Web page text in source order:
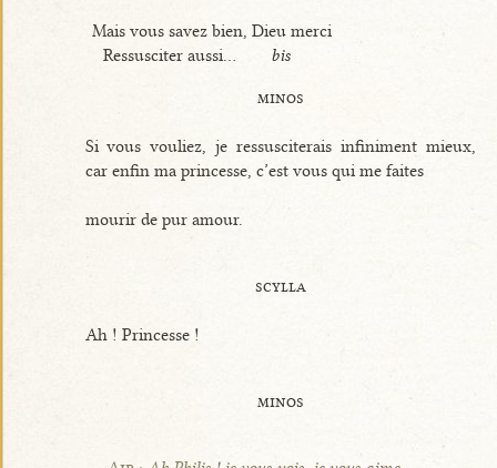
Mais vous savez bien, Dieu merci
Ressusciter aussi...
bis
minos
Si vous vouliez, je ressusciterais infiniment mieux,
car enfin ma princesse, c’est vous qui me faites
mourir de pur amour.
scylla
Ah ! Princesse !
minos